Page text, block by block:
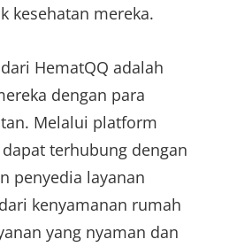
kesehatan mereka.
HematQQ adalah
dengan para
Melalui platform
terhubung dengan
penyedia layanan
kenyamanan rumah
yang nyaman dan